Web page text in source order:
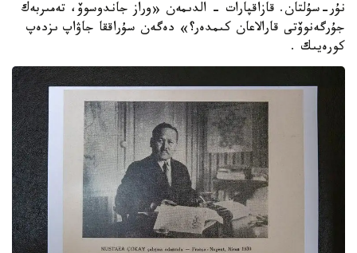
نۇر-سۇلتان. قازاقپارات - الدىمەن «وراز جاندوسوۆ، تەمىربەك
جۇرگەنوۆتى قارالاعان كىمدەر؟» دەگەن سۇراققا جاۋاپ ىزدەپ
كورەيىك .